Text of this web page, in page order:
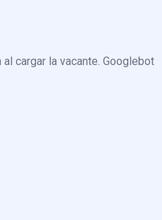
cargar la vacante. Googlebot